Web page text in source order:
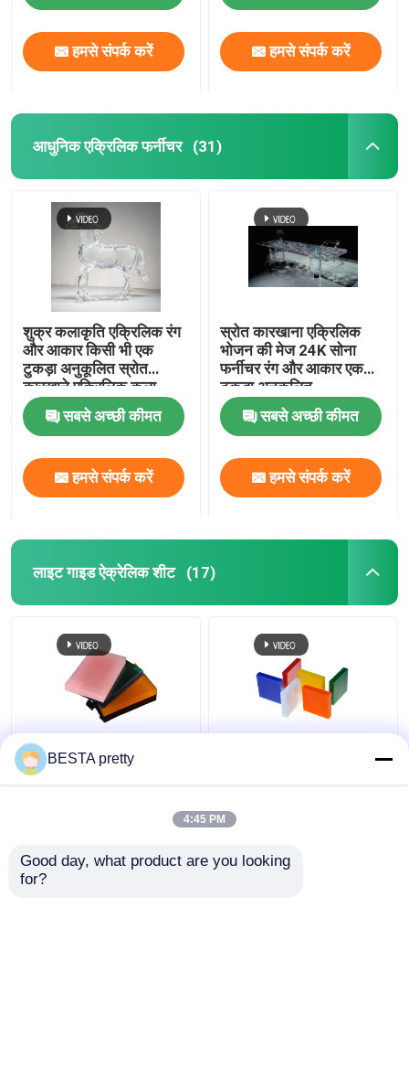
हमसे संपर्क करें हमसे संपर्क करें
आधुनिक एक्रिलिक फर्नीचर (31)
शुक्र कलाकृति एक्रिलिक रंग
और आकार किसी भी एक
टुकड़ा अनुकूलित स्रोत
कारखाने एक्रिलिक कला
सबसे अच्छी कीमत
हमसे संपर्क करें
स्रोत कारखाना एक्रिलिक
भोजन की मेज 24K सोना
फर्नीचर रंग और आकार एक
टुकड़ा अनुकूलित
सबसे अच्छी कीमत
हमसे संपर्क करें
लाइट गाइड ऐक्रेलिक शीट (17)
2.8-15 मिमी चमकदार
फ्लोरोसेंट नीयन एक्रिलिक
मिमी-15 मिमी
BESTA pretty
4:45 PM
Good day, what product are you looking
for?